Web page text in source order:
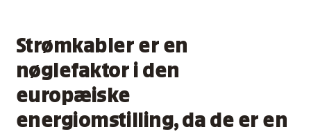
Strømkabler er en
nøglefaktor i den
europæiske
energiomstilling, da de er en